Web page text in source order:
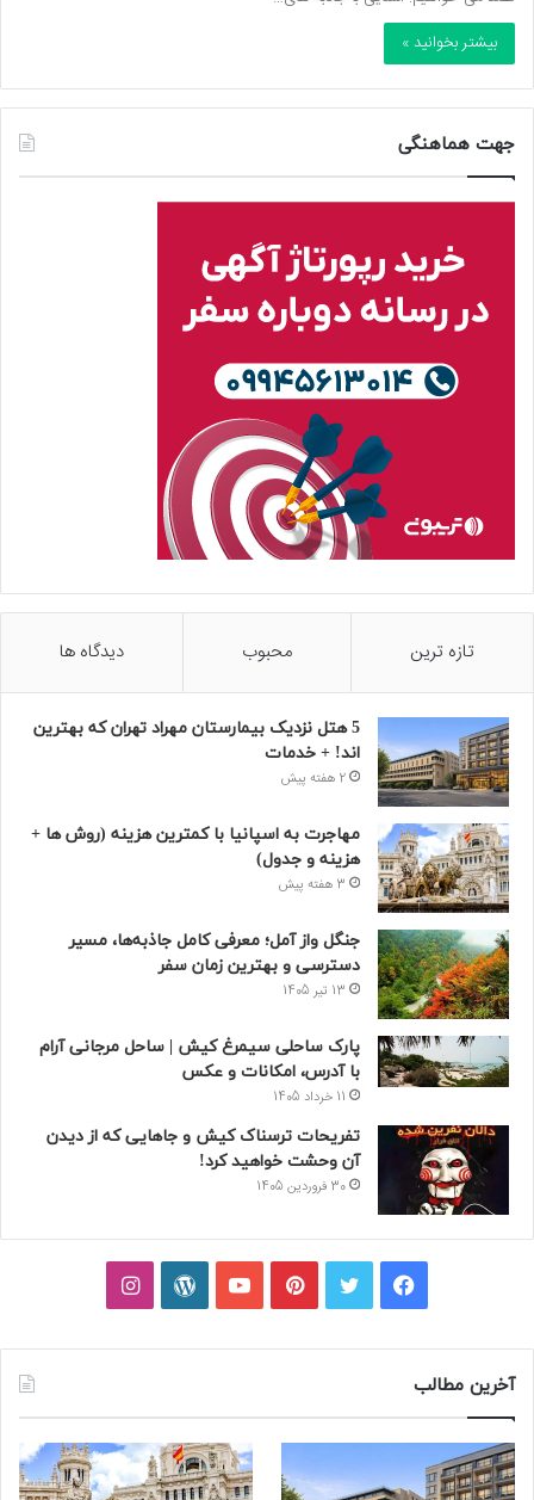
بیشتر بخوانید »
جهت هماهنگی
تازه ترین محبوب دیدگاه ها
5 هتل نزدیک بیمارستان مهراد تهران که بهترین‌
اند! + خدمات
2 هفته پیش
مهاجرت به اسپانیا با کمترین هزینه (روش ها +
هزینه و جدول)
3 هفته پیش
جنگل واز آمل؛ معرفی کامل جاذبه‌ها، مسیر
دسترسی و بهترین زمان سفر
13 تیر 1405
پارک ساحلی سیمرغ کیش | ساحل مرجانی آرام
با آدرس، امکانات و عکس
11 خرداد 1405
تفریحات ترسناک کیش و جاهایی که از دیدن
آن وحشت خواهید کرد!
30 فروردین 1405
فیسبوکتوییترپینتریستیوتیوبوردپرساینستاگرام
آخرین مطالب